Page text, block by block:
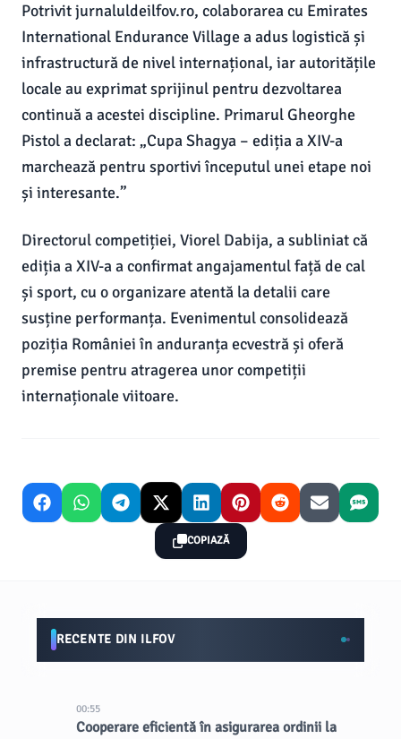
Potrivit jurnaluldeilfov.ro, colaborarea cu Emirates
International Endurance Village a adus logistică și
infrastructură de nivel internațional, iar autoritățile
locale au exprimat sprijinul pentru dezvoltarea
continuă a acestei discipline. Primarul Gheorghe
Pistol a declarat: „Cupa Shagya – ediția a XIV-a
marchează pentru sportivi începutul unei etape noi
și interesante.”
Directorul competiției, Viorel Dabija, a subliniat că
ediția a XIV-a a confirmat angajamentul față de cal
și sport, cu o organizare atentă la detalii care
susține performanța. Evenimentul consolidează
poziția României în anduranța ecvestră și oferă
premise pentru atragerea unor competiții
internaționale viitoare.
COPIAZĂ
RECENTE DIN ILFOV
00:55
Cooperare eficientă în asigurarea ordinii la